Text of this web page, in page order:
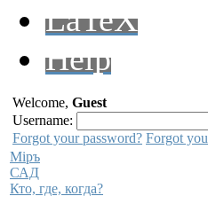
LaTeX
Help
Welcome, Guest
Username:
Forgot your password? Forgot
Мiръ
САД
Кто, где, когда?